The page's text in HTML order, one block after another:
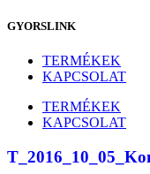
GYORSLINK
TERMÉKEK
KAPCSOLAT
TERMÉKEK
KAPCSOLAT